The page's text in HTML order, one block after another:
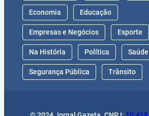
Economia Educação
Empresas e Negócios Esporte
Na História Política
Segurança Pública Trânsito